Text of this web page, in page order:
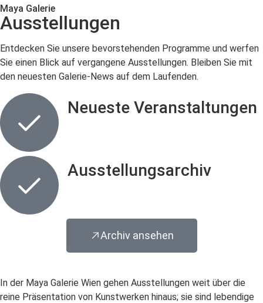
Maya Galerie
Ausstellungen
Entdecken Sie unsere bevorstehenden Programme und werfen
Sie einen Blick auf vergangene Ausstellungen. Bleiben Sie mit
den neuesten Galerie-News auf dem Laufenden.
Neueste Veranstaltungen
Ausstellungsarchiv
Archiv ansehen
In der Maya Galerie Wien gehen Ausstellungen weit über die
reine Präsentation von Kunstwerken hinaus; sie sind lebendige